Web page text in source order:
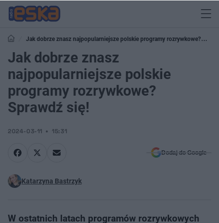
Jak dobrze znasz najpopularniejsze polskie programy rozrywkowe?
Sprawdź się!
Jak dobrze znasz
najpopularniejsze polskie
programy rozrywkowe?
Sprawdź się!
2024-03-11 15:31
Dodaj do Google
Katarzyna Bastrzyk
W ostatnich latach programów rozrywkowych